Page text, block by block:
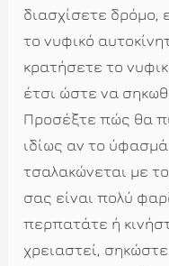
διασχίσετε δρόμο,
το νυφικό
κρατήσετε το
έτσι ώστε να
Προσέξτε πώς θα
ιδίως αν το ύφασμά
τσαλακώνεται με
σας είναι πολύ
περπατάτε ή
χρειαστεί,